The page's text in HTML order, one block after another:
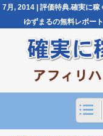
ゆずまるの無料レポート